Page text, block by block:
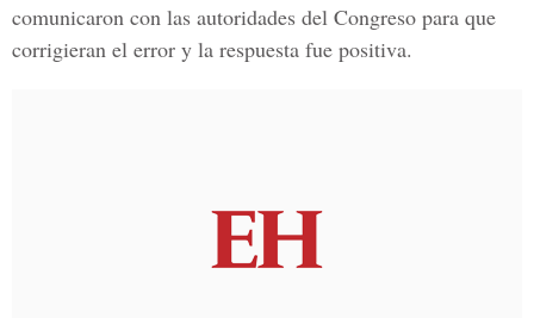
comunicaron con las autoridades del Congreso para que
corrigieran el error y la respuesta fue positiva.